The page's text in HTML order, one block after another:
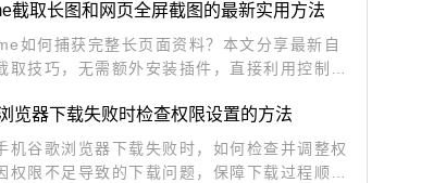
截取长图和网页全屏截图的最新实用方法
如何捕获完整长页面资料？本文分享最新自
取技巧，无需额外安装插件，直接利用控制台
览器下载失败时检查权限设置的方法
机谷歌浏览器下载失败时，如何检查并调整权
权限不足导致的下载问题，保障下载过程顺